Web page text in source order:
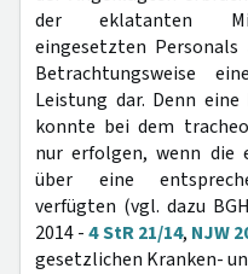
der eklatanten
eingesetzten
Betrachtungsweise
Leistung dar. Denn
konnte bei dem
nur erfolgen, wenn die
über eine
verfügten (vgl. dazu
2014 -4 StR 21/14, NJW
gesetzlichen Kranken-